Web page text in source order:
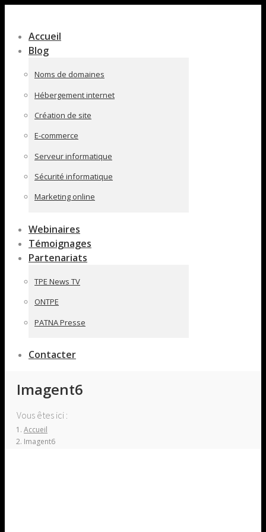
pleine
largeur
Accueil
Blog
Noms de domaines
Hébergement internet
Création de site
E-commerce
Serveur informatique
Sécurité informatique
Marketing online
Webinaires
Témoignages
Partenariats
TPE News TV
ONTPE
PATNA Presse
Contacter
Imagent6
Vous êtes ici :
Accueil
Imagent6